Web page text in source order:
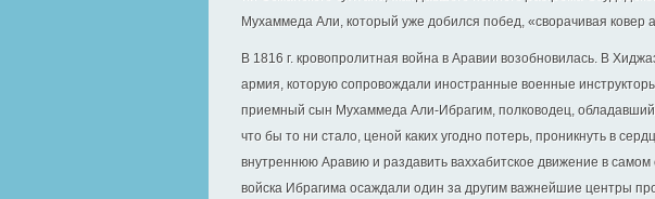
Мухаммеда Али, который уже добился побед, «сворачивая ковер
В 1816 г. кровопролитная война в Аравии возобновилась. В
армия, которую сопровождали иностранные военные
приемный сын Мухаммеда Али-Ибрагим, полководец,
что бы то ни стало, ценой каких угодно потерь, проникнуть в
внутреннюю Аравию и раздавить ваххабитское движение в самом
войска Ибрагима осаждали один за другим важнейшие центры